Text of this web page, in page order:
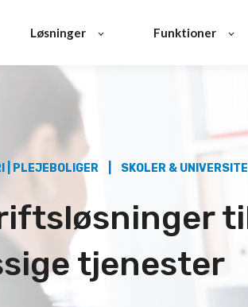
Løsninger Funktioner
| SKOLER &
tjenester